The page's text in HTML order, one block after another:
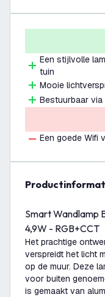
Een stijlvolle
tuin
Mooie
Bestuurbaar
Een goede Wifi
Smart Wandlamp
4,9W - RGB+CCT
Het prachtige
verspreidt het licht
op de muur. Deze
voor buiten
is gemaakt van